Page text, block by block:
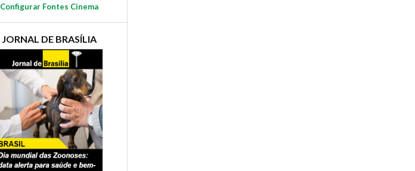
Configurar Fontes Cinema
JORNAL DE BRASÍLIA